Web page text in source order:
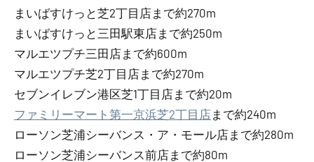
まいばすけっと芝2丁目店まで約270m
まいばすけっと三田駅東店まで約250m
マルエツプチ三田店まで約600m
マルエツプチ芝2丁目店まで約270m
セブンイレブン港区芝1丁目店まで約20m
ファミリーマート第一京浜芝2丁目店まで約240m
ローソン芝浦シーバンス・ア・モール店まで約280m
ローソン芝浦シーバンス前店まで約80m